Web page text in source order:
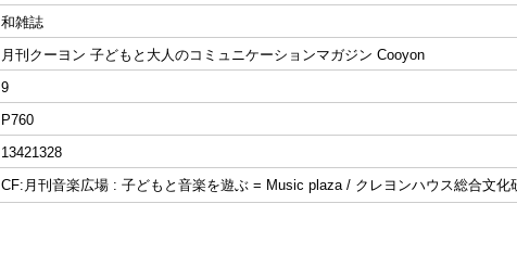
和雑誌
月刊クーヨン 子どもと大人のコミュニケーションマガジン Cooyon
9
P760
13421328
CF:月刊音楽広場 : 子どもと音楽を遊ぶ = Music plaza / クレヨンハウス総合文化